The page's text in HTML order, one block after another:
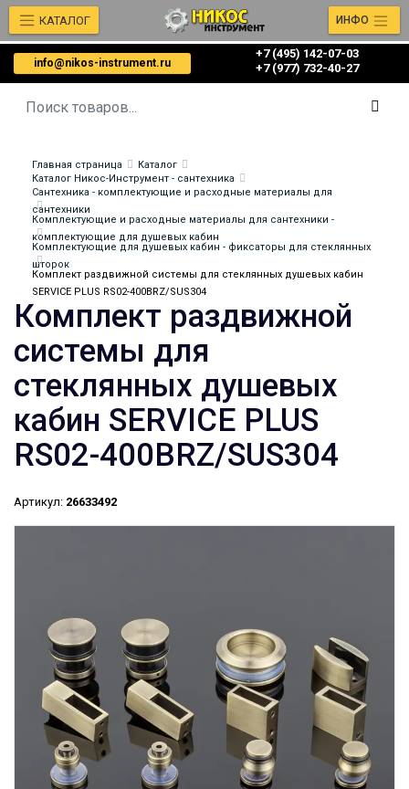
info@nikos-instrument.ru
+7 (495) 142-07-03
‎‎+7 (977) 732-40-27
КАТАЛОГ ИНФО
Главная страница
Каталог
Каталог Никос-Инструмент - сантехника
Сантехника - комплектующие и расходные материалы для
сантехники
Комплектующие и расходные материалы для сантехники -
комплектующие для душевых кабин
Комплектующие для душевых кабин - фиксаторы для стеклянных
шторок
Комплект раздвижной системы для стеклянных душевых кабин
SERVICE PLUS RS02-400BRZ/SUS304
Комплект раздвижной
системы для
стеклянных душевых
кабин SERVICE PLUS
RS02-400BRZ/SUS304
Артикул: 26633492